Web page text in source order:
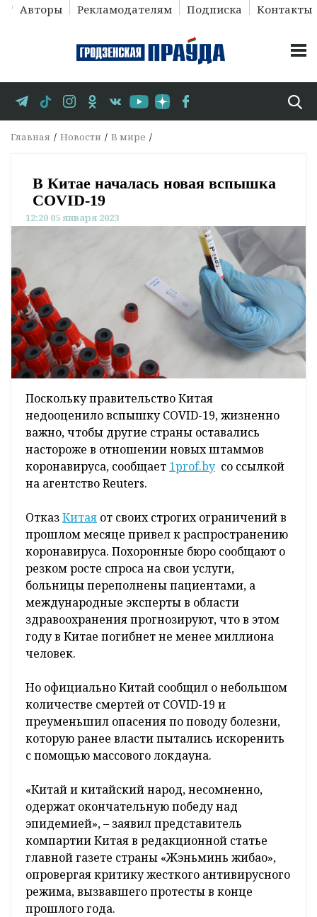
Авторы Рекламодателям Подписка Контакты
Главная Новости В мире
В Китае началась новая вспышка
COVID-19
12:20 05 января 2023
Поскольку правительство Китая
недооценило вспышку COVID-19, жизненно
важно, чтобы другие страны оставались
настороже в отношении новых штаммов
коронавируса, сообщает 1prof.by со ссылкой
на агентство Reuters.
ОтказКитая от своих строгих ограничений в
прошлом месяце привел к распространению
коронавируса. Похоронные бюро сообщают о
резком росте спроса на свои услуги,
больницы переполнены пациентами, а
международные эксперты в области
здравоохранения прогнозируют, что в этом
году в Китае погибнет не менее миллиона
человек.
Но официально Китай сообщил о небольшом
количестве смертей от COVID-19 и
преуменьшил опасения по поводу болезни,
которую ранее власти пытались искоренить
с помощью массового локдауна.
«Китай и китайский народ, несомненно,
одержат окончательную победу над
эпидемией», – заявил представитель
компартии Китая в редакционной статье
главной газете страны «Жэньминь жибао»,
опровергая критику жесткого антивирусного
режима, вызвавшего протесты в конце
прошлого года.